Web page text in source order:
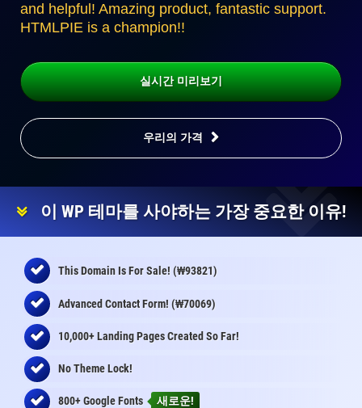
and helpful! Amazing product, fantastic support.
HTMLPIE is a champion!!
실시간 미리보기
우리의 가격
이 WP 테마를 사야하는 가장 중요한 이유!
This Domain Is For Sale! (₩93821)
Advanced Contact Form! (₩70069)
10,000+ Landing Pages Created So Far!
No Theme Lock!
800+ Google Fonts 새로운!